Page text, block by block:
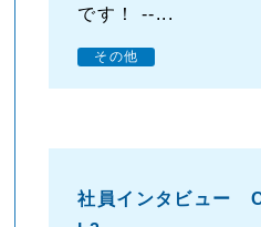
です！ --...
その他
社員インタビュー